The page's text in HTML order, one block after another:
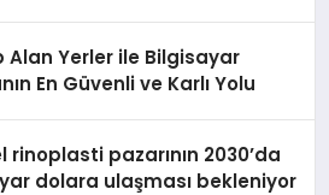
Alan Yerler ile Bilgisayar
En Güvenli ve Karlı Yolu
rinoplasti pazarının 2030’da
dolara ulaşması bekleniyor